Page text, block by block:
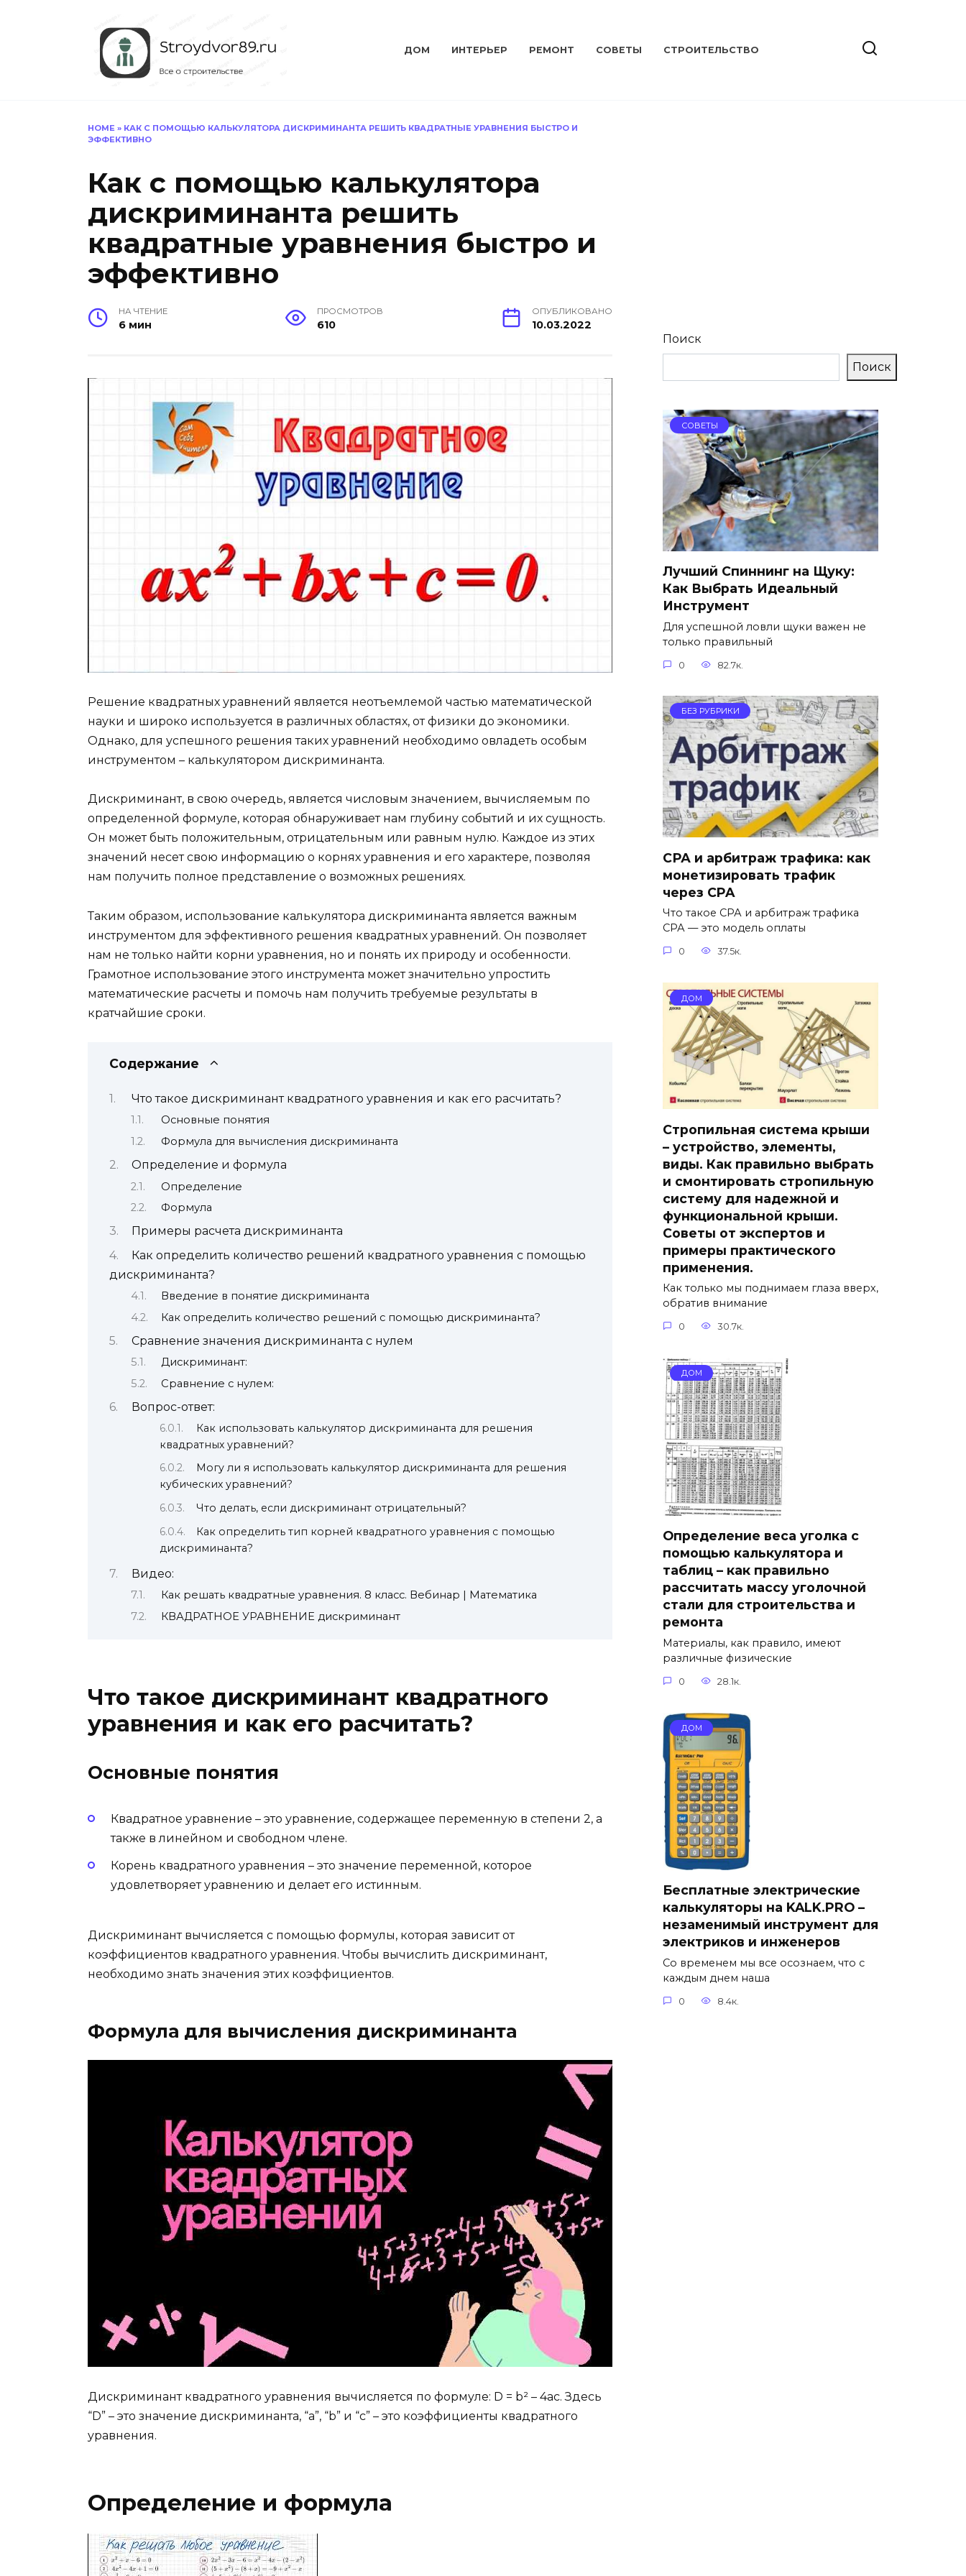
ДОМ ИНТЕРЬЕР РЕМОНТ СОВЕТЫ СТРОИТЕЛЬСТВО
HOME » КАК С ПОМОЩЬЮ КАЛЬКУЛЯТОРА ДИСКРИМИНАНТА РЕШИТЬ КВАДРАТНЫЕ УРАВНЕНИЯ БЫСТРО И
ЭФФЕКТИВНО
Как с помощью калькулятора
дискриминанта решить
квадратные уравнения быстро и
эффективно
НА ЧТЕНИЕ
6 мин
ПРОСМОТРОВ
610
ОПУБЛИКОВАНО
10.03.2022
Решение квадратных уравнений является неотъемлемой частью математической
науки и широко используется в различных областях, от физики до экономики.
Однако, для успешного решения таких уравнений необходимо овладеть особым
инструментом – калькулятором дискриминанта.
Дискриминант, в свою очередь, является числовым значением, вычисляемым по
определенной формуле, которая обнаруживает нам глубину событий и их сущность.
Он может быть положительным, отрицательным или равным нулю. Каждое из этих
значений несет свою информацию о корнях уравнения и его характере, позволяя
нам получить полное представление о возможных решениях.
Таким образом, использование калькулятора дискриминанта является важным
инструментом для эффективного решения квадратных уравнений. Он позволяет
нам не только найти корни уравнения, но и понять их природу и особенности.
Грамотное использование этого инструмента может значительно упростить
математические расчеты и помочь нам получить требуемые результаты в
кратчайшие сроки.
Содержание
Что такое дискриминант квадратного уравнения и как его расчитать?
Основные понятия
Формула для вычисления дискриминанта
Определение и формула
Определение
Формула
Примеры расчета дискриминанта
Как определить количество решений квадратного уравнения с помощью
дискриминанта?
Введение в понятие дискриминанта
Как определить количество решений с помощью дискриминанта?
Сравнение значения дискриминанта с нулем
Дискриминант:
Сравнение с нулем:
Вопрос-ответ:
Как использовать калькулятор дискриминанта для решения
квадратных уравнений?
Могу ли я использовать калькулятор дискриминанта для решения
кубических уравнений?
Что делать, если дискриминант отрицательный?
Как определить тип корней квадратного уравнения с помощью
дискриминанта?
Видео:
Как решать квадратные уравнения. 8 класс. Вебинар | Математика
КВАДРАТНОЕ УРАВНЕНИЕ дискриминант
Что такое дискриминант квадратного
уравнения и как его расчитать?
Основные понятия
Квадратное уравнение – это уравнение, содержащее переменную в степени 2, а
также в линейном и свободном члене.
Корень квадратного уравнения – это значение переменной, которое
удовлетворяет уравнению и делает его истинным.
Дискриминант вычисляется с помощью формулы, которая зависит от
коэффициентов квадратного уравнения. Чтобы вычислить дискриминант,
необходимо знать значения этих коэффициентов.
Формула для вычисления дискриминанта
Дискриминант квадратного уравнения вычисляется по формуле: D = b² – 4ac. Здесь
“D” – это значение дискриминанта, “a”, “b” и “c” – это коэффициенты квадратного
уравнения.
Определение и формула
Поиск
Поиск
СОВЕТЫ
Лучший Спиннинг на Щуку:
Как Выбрать Идеальный
Инструмент
Для успешной ловли щуки важен не
только правильный
0 82.7к.
БЕЗ РУБРИКИ
СРА и арбитраж трафика: как
монетизировать трафик
через CPA
Что такое СРА и арбитраж трафика
СРА — это модель оплаты
0 37.5к.
ДОМ
Стропильная система крыши
– устройство, элементы,
виды. Как правильно выбрать
и смонтировать стропильную
систему для надежной и
функциональной крыши.
Советы от экспертов и
примеры практического
применения.
Как только мы поднимаем глаза вверх,
обратив внимание
0 30.7к.
ДОМ
Определение веса уголка с
помощью калькулятора и
таблиц – как правильно
рассчитать массу уголочной
стали для строительства и
ремонта
Материалы, как правило, имеют
различные физические
0 28.1к.
ДОМ
Бесплатные электрические
калькуляторы на KALK.PRO –
незаменимый инструмент для
электриков и инженеров
Со временем мы все осознаем, что с
каждым днем наша
0 8.4к.